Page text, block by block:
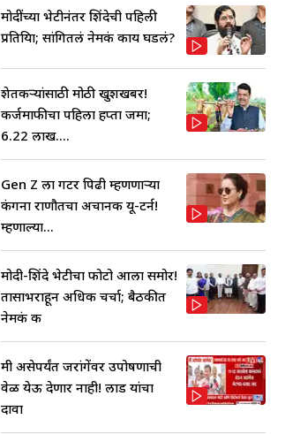
मोदींच्या भेटीनंतर शिंदेची पहिली
प्रतिक्रिया; सांगितलं नेमकं काय घडलं?
शेतकऱ्यांसाठी मोठी खुशखबर!
कर्जमाफीचा पहिला हप्ता जमा;
6.22 लाख....
Gen Z ला गटर पिढी म्हणणाऱ्या
कंगना राणौतचा अचानक यू-टर्न!
म्हणाल्या...
मोदी-शिंदे भेटीचा फोटो आला समोर!
तासाभराहून अधिक चर्चा; बैठकीत
नेमकं क
मी असेपर्यंत जरांगेंवर उपोषणाची
वेळ येऊ देणार नाही! लाड यांचा
दावा